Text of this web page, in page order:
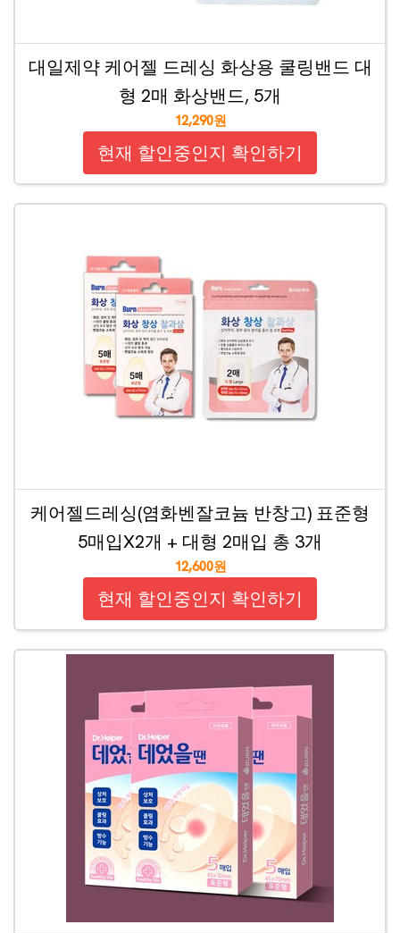
대일제약 케어젤 드레싱 화상용 쿨링밴드 대
형 2매 화상밴드, 5개
12,290원
현재 할인중인지 확인하기
케어젤드레싱(염화벤잘코늄 반창고) 표준형
5매입X2개 + 대형 2매입 총 3개
12,600원
현재 할인중인지 확인하기